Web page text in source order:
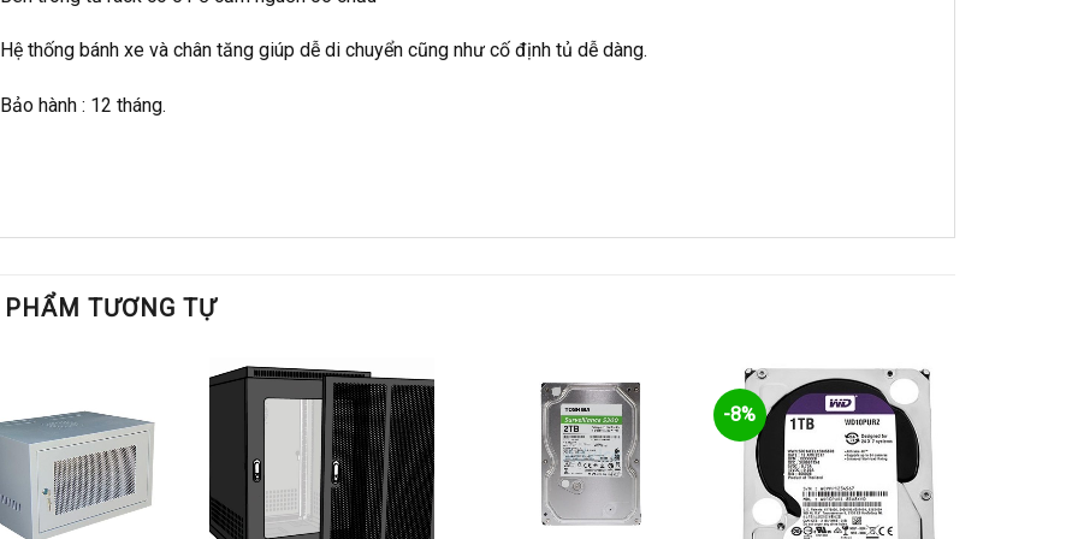
thống bánh xe và chân tăng giúp dễ di chuyển cũng như cố định tủ dễ dàng.
hành : 12 tháng.
TƯƠNG TỰ
-8%